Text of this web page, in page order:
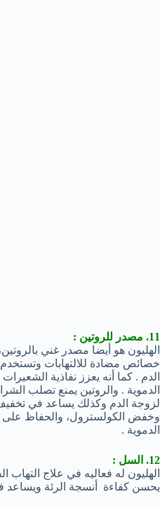
11. مصدر للروتين :
الهليون هو أيضا مصدر غني بالروتين،
خصائص مضادة للالتهابات وتستخدم
الدم . كما أنه يعزز نفاذية
الدموية . والروتين يمنع تصلب
لزوجة الدم وكذلك يساعد في
وخفض الكولسترول، والحفاظ على
الدموية .
12. السل :
الهليون له فعاليه في علاج التهاب
يحسن كفاءة أنسجة الرئة ويساعد